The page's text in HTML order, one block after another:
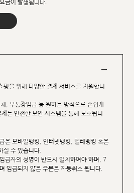
금이 발생됩니다.
핑을 위해 다양한 결제 서비스를 지원합니
, 무통장입금 등 원하는 방식으로 손쉽게
는 안전한 보안 시스템을 통해 보호됩니
은 모바일뱅킹, 인터넷뱅킹, 텔레뱅킹 혹은
실 수 있습니다.
금자의 성명이 반드시 일치하여야 하며, 7
입금되지 않은 주문은 자동취소 됩니다.